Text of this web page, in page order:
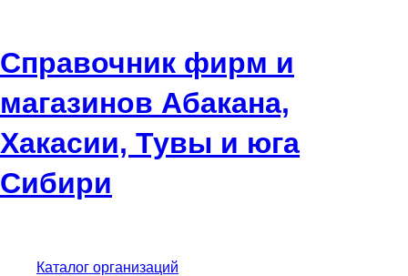
Справочник фирм и
магазинов Абакана,
Хакасии, Тувы и юга
Сибири
Каталог организаций